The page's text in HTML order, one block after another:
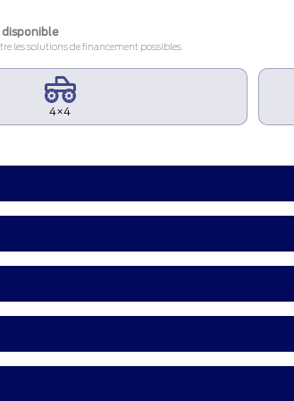
les solutions de financement possibles
4×4